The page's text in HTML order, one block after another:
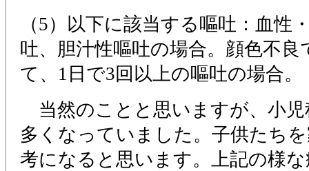
（5）以下に該当する嘔吐：血性
吐、胆汁性嘔吐の場合。顔色不
て、1日で3回以上の嘔吐の場
当然のことと思いますが、小児
多くなっていました。子供たち
考になると思います。上記の様